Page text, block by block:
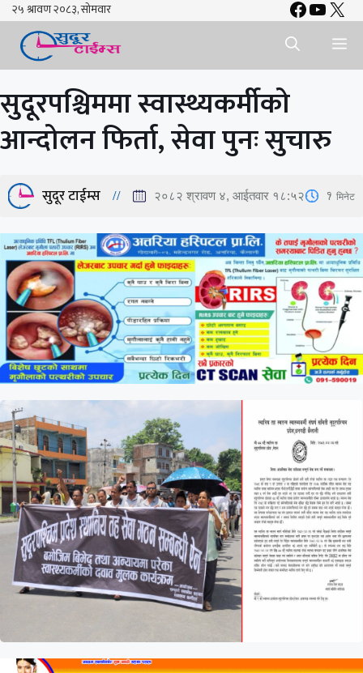
Skip
content
X
सुदूरपश्चिममा स्वास्थ्यकर्मीको
आन्दोलन फिर्ता, सेवा पुनः सुचारु
सुदूर टाईम्स २०८२ श्रावण ४, आईतवार १८:५२ 1 मिनेट